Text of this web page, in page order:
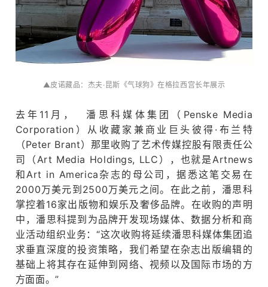
▲皮诺藏品：杰夫·昆斯《气球狗》在格拉西宫长年展示
去年11月， 潘思科媒体集团（Penske Media
Corporation）从收藏家兼商业巨头彼得·布兰特
（Peter Brant）那里收购了艺术传媒控股有限责任公
司（Art Media Holdings, LLC），也就是Artnews
和Art in America杂志的母公司，据悉这笔交易在
2000万美元到2500万美元之间。 在此之前，潘思科
掌控着16家出版物和娱乐及奢侈品牌。 在收购的声明
中，潘思科提到为品牌开发现场媒体、数据分析和商
业活动组织业务：“这次收购将延续潘思科媒体集团追
求垂直深度的投资策略，我们希望在杂志出版编辑的
基础上将其存在延伸到网络、视频以及国际市场的方
方面面。”